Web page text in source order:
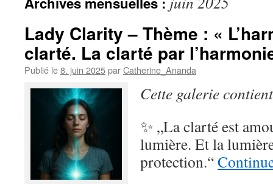
Lady Clarity – Thème : «
clarté. La clarté par
Publié le8. juin 2025parCatherine_Ananda
Cette galerie
✨ „La clarté est
lumière. Et la
protection.“